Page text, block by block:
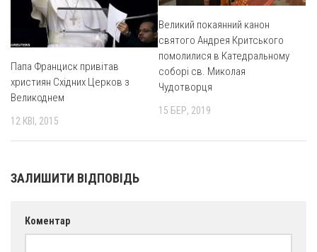
Св. Йосифа ОПДМ
Монастир сестер милосердя Св. Вінкентія. Дім Милосердя
Монастир Успення Пресвятої Богородиці Сестер Чину
Святого Василія Великого
Комісії
Катехитична комісія
Комісія з питань душпастирства охорони здоров’я
Квіти Слобожанщини
Папа Франциск привітав
християн Східних Церков з
Великоднем
12 КВІ, 2015
Великий покаянний канон
святого Андрея Критського
помолилися в Катедральному
соборі св. Миколая
Чудотворця
15 БЕР, 2019
ЗАЛИШИТИ ВІДПОВІДЬ
Коментар